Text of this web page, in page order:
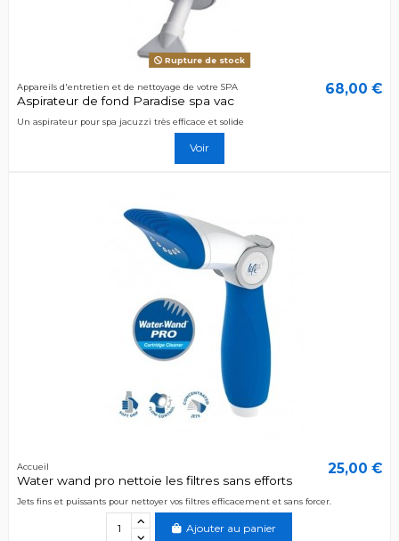
Rupture de stock
Appareils d'entretien et de nettoyage de votre SPA
Aspirateur de fond Paradise spa vac
68,00 €
Un aspirateur pour spa jacuzzi très efficace et solide
Voir
Accueil
Water wand pro nettoie les filtres sans efforts
25,00 €
Jets fins et puissants pour nettoyer vos filtres efficacement et sans forcer.
Ajouter au panier